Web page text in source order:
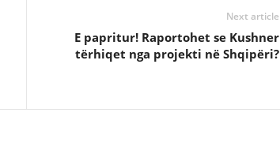
Next article
E papritur! Raportohet se Kushner
tërhiqet nga projekti në Shqipëri?